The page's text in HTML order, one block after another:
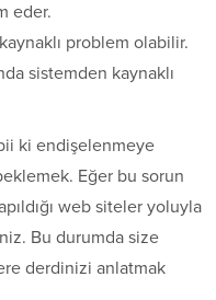
eder.
problem olabilir.
sistemden kaynaklı
ki endişelenmeye
Eğer bu sorun
web siteler yoluyla
Bu durumda size
derdinizi anlatmak